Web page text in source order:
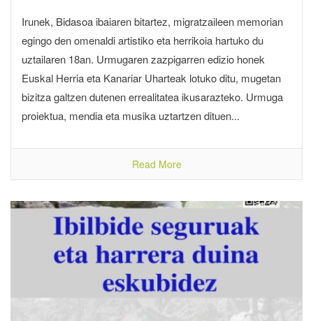
Irunek, Bidasoa ibaiaren bitartez, migratzaileen memorian
egingo den omenaldi artistiko eta herrikoia hartuko du
uztailaren 18an. Urmugaren zazpigarren edizio honek
Euskal Herria eta Kanariar Uharteak lotuko ditu, mugetan
bizitza galtzen dutenen errealitatea ikusarazteko. Urmuga
proiektua, mendia eta musika uztartzen dituen...
Read More